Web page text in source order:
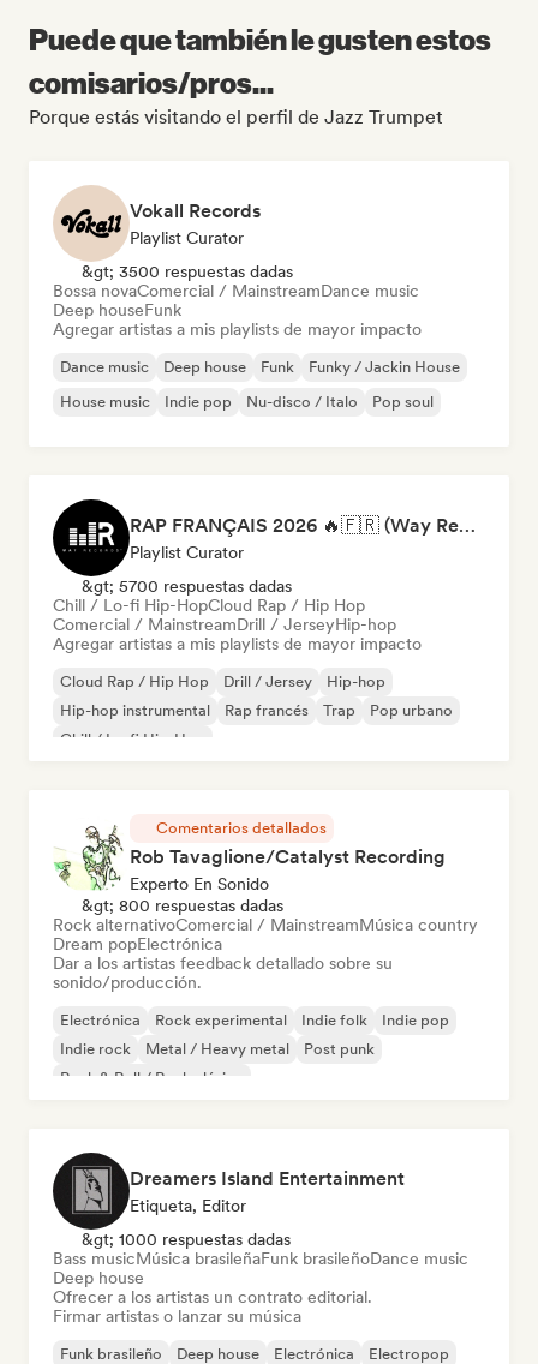
Puede que también le gusten estos
comisarios/pros...
Porque estás visitando el perfil de Jazz Trumpet
Vokall Records
Playlist Curator
&gt; 3500 respuestas dadas
Bossa novaComercial / MainstreamDance music
Deep houseFunk
Agregar artistas a mis playlists de mayor impacto
Dance music Deep house Funk
Funky / Jackin House
House music
Indie pop Nu-disco / Italo Pop soul
RAP FRANÇAIS 2026 🔥🇫🇷 (Way Records)
Playlist Curator
&gt; 5700 respuestas dadas
Chill / Lo-fi Hip-HopCloud Rap / Hip Hop
Comercial / MainstreamDrill / JerseyHip-hop
Agregar artistas a mis playlists de mayor impacto
Cloud Rap / Hip Hop Drill / Jersey
Hip-hop
Hip-hop instrumental
Rap francés Trap
Pop urbano
Chill / Lo-fi Hip-Hop
Comentarios detallados
Rob Tavaglione/Catalyst Recording
Experto En Sonido
&gt; 800 respuestas dadas
Rock alternativoComercial / MainstreamMúsica country
Dream popElectrónica
Dar a los artistas feedback detallado sobre su
sonido/producción.
Electrónica Rock experimental Indie folk
Indie pop
Indie rock
Metal / Heavy metal
Post punk
Rock & Roll / Rock clásico
Dreamers Island Entertainment
Etiqueta, Editor
&gt; 1000 respuestas dadas
Bass musicMúsica brasileñaFunk brasileñoDance music
Deep house
Ofrecer a los artistas un contrato editorial.
Firmar artistas o lanzar su música
Funk brasileño Deep house Electrónica
Electropop